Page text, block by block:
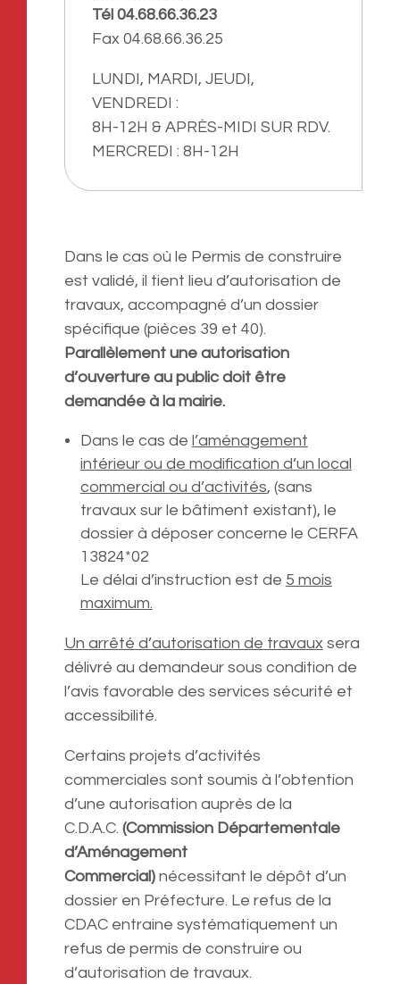
Tél 04.68.66.36.23
Fax 04.68.66.36.25
LUNDI, MARDI, JEUDI,
VENDREDI :
8H-12H & APRÈS-MIDI SUR RDV.
MERCREDI : 8H-12H
Dans le cas où le Permis de construire
est validé, il tient lieu d’autorisation de
travaux, accompagné d’un dossier
spécifique (pièces 39 et 40).
Parallèlement une autorisation
d’ouverture au public doit être
demandée à la mairie.
Dans le cas de l’aménagement
intérieur ou de modification d’un local
commercial ou d’activités, (sans
travaux sur le bâtiment existant), le
dossier à déposer concerne le CERFA
13824*02
Le délai d’instruction est de 5 mois
maximum.
Un arrêté d’autorisation de travaux sera
délivré au demandeur sous condition de
l’avis favorable des services sécurité et
accessibilité.
Certains projets d’activités
commerciales sont soumis à l’obtention
d’une autorisation auprès de la
C.D.A.C. (Commission Départementale
d’Aménagement
Commercial) nécessitant le dépôt d’un
dossier en Préfecture. Le refus de la
CDAC entraine systématiquement un
refus de permis de construire ou
d’autorisation de travaux.